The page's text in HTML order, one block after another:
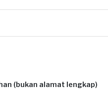
(bukan alamat lengkap)